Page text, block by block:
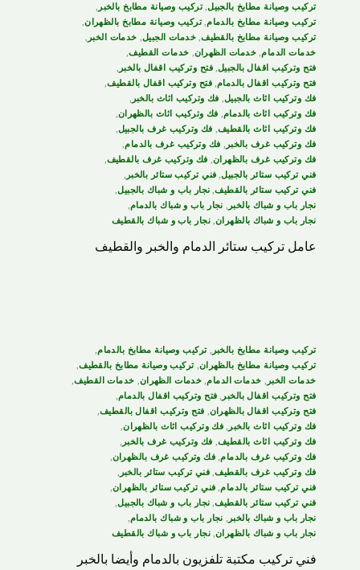
تركيب وصيانة مطابخ بالجبيل ,تركيب وصيانة مطابخ بالخبر
تركيب وصيانة مطابخ بالدمام ,تركيب وصيانة مطابخ بالظهران,
تركيب وصيانة مطابخ بالقطيف, خدمات الجبيل خدمات الخبر
خدمات الدمام خدمات الظهران خدمات القطيف,
فتح وتركيب اقفال بالجبيل ,فتح وتركيب اقفال بالخبر
فتح وتركيب اقفال بالدمام ,فتح وتركيب اقفال بالقطيف,
فك وتركيب اثاث بالجبيل
فك وتركيب اثاث بالخبر
فك وتركيب اثاث بالدمام
فك وتركيب اثاث بالظهران
فك وتركيب اثاث بالقطيف فك وتركيب غرف بالجبيل
فك وتركيب غرف بالخبر
فك وتركيب غرف بالدمام
فك وتركيب غرف بالظهران فك وتركيب غرف بالقطيف
فني تركيب ستائر بالجبيل فني تركيب ستائر بالخبر
فني تركيب ستائر بالقطيف, نجار باب و شباك بالجبيل
نجار باب و شباك بالخبر
نجار باب و شباك بالدمام
نجار باب و شباك بالظهران ,نجار باب و شباك بالقطيف
عامل تركيب ستائر الدمام والخبر والقطيف
تركيب وصيانة مطابخ بالخبر ,تركيب وصيانة مطابخ بالدمام
تركيب وصيانة مطابخ بالظهران ,تركيب وصيانة مطابخ بالقطيف,
خدمات الخبر
خدمات الدمام خدمات الظهران خدمات القطيف,
فتح وتركيب اقفال بالخبر
فتح وتركيب اقفال بالدمام
فتح وتركيب اقفال بالظهران فتح وتركيب اقفال بالقطيف
فك وتركيب اثاث بالخبر
فك وتركيب اثاث بالظهران,
فك وتركيب اثاث بالقطيف فك وتركيب غرف بالخبر
فك وتركيب غرف بالدمام فك وتركيب غرف بالظهران
فك وتركيب غرف بالقطيف, فني تركيب ستائر بالخبر
فني تركيب ستائر بالدمام فني تركيب ستائر بالظهران
فني تركيب ستائر بالقطيف, نجار باب و شباك بالجبيل
نجار باب و شباك بالخبر
نجار باب و شباك بالدمام
نجار باب و شباك بالظهران ,نجار باب و شباك بالقطيف
‏فني تركيب ‏مكتبة تلفزيون بالدمام وأيضا بالخبر